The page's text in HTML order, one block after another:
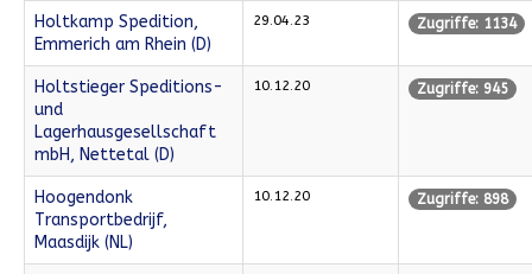
Holtkamp Spedition,
Emmerich am Rhein (D)
29.04.23 Zugriffe: 1134
Holtstieger Speditions-
und
Lagerhausgesellschaft
mbH, Nettetal (D)
10.12.20 Zugriffe: 945
Hoogendonk
Transportbedrijf,
Maasdijk (NL)
10.12.20 Zugriffe: 898